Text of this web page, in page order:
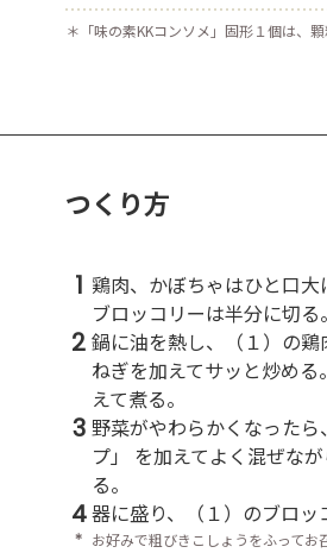
＊ 「味の素KKコンソメ」固形１個は、
つくり方
1 鶏肉、かぼちゃはひと口
ブロッコリーは半分に切る。
2 鍋に油を熱し、（１）の
ねぎを加えてサッと炒める
えて煮る。
3 野菜がやわらかくなった
プ」 を加えてよく混ぜな
る。
4器に盛り、（１）のブロッ
＊ お好みで粗びきこしょうをふってお